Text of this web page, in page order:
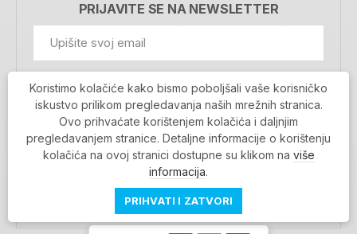
PRIJAVITE SE NA NEWSLETTER
Prihvaćam da se moji podaci spremaju u bazu
podataka i koriste u svrhu slanja MojaRijeka
newslettera
MOJARIJEKA NEWSLETTER
PRIJAVI SE
Koristimo kolačiće kako bismo poboljšali vaše korisničko
iskustvo prilikom pregledavanja naših mrežnih stranica.
Ovo prihvaćate korištenjem kolačića i daljnjim
pregledavanjem stranice. Detaljne informacije o korištenju
kolačića na ovoj stranici dostupne su klikom na više
informacija.
PRIHVATI I ZATVORI